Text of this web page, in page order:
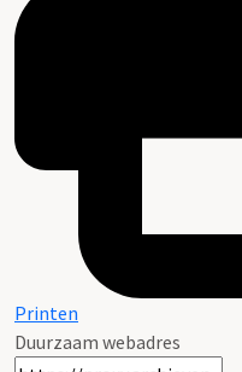
Printen
Duurzaam webadres